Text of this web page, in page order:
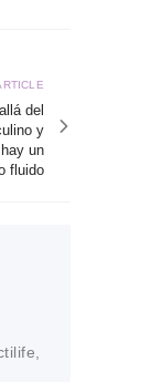
del
y
un
fluido